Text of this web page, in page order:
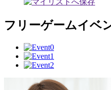
フリーゲームイベ